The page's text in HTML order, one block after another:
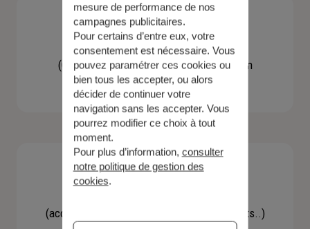
Contacter un agent
(Obtenir un devis, une information, faire un
bilan...)
(accéder à l'espace client, gérer mes contrats..)
mesure de performance de nos
campagnes publicitaires.
Pour certains d’entre eux, votre
consentement est nécessaire. Vous
pouvez paramétrer ces cookies ou
bien tous les accepter, ou alors
décider de continuer votre
navigation sans les accepter. Vous
pourrez modifier ce choix à tout
moment.
Pour plus d’information, consulter
notre politique de gestion des
cookies.